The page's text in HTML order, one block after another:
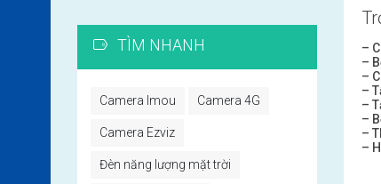
–
–
–
–
–
–
–
–
TÌM NHANH
Camera Imou Camera 4G
Camera Ezviz
Đèn năng lượng mặt trời